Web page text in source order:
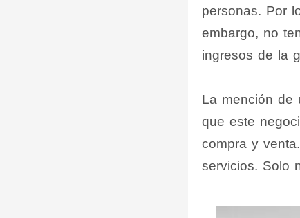
personas. Por
embargo, no
ingresos de la
La mención de
que este
compra y
servicios. Solo